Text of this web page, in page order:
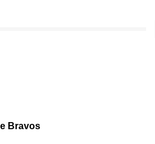
Bravos